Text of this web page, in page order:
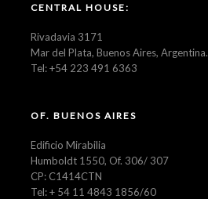
CENTRAL HOUSE:
Rivadavia 3171
Mar del Plata, Buenos Aires, Argentina.
Tel: +54 223 491 6363
OF. BUENOS AIRES
Edificio Mirabilia
Humboldt 1550, Of. 306/ 307
CP: C1414CTN
Tel: + 54 11 4843 1856/60